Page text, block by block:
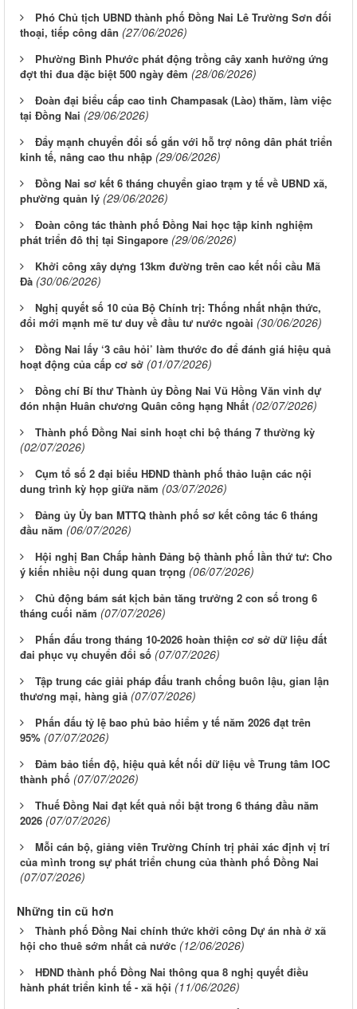
Phó Chủ tịch UBND thành phố Đồng Nai Lê Trường Sơn đối
thoại, tiếp công dân (27/06/2026)
Phường Bình Phước phát động trồng cây xanh hưởng ứng
đợt thi đua đặc biệt 500 ngày đêm (28/06/2026)
Đoàn đại biểu cấp cao tỉnh Champasak (Lào) thăm, làm việc
tại Đồng Nai (29/06/2026)
Đẩy mạnh chuyển đổi số gắn với hỗ trợ nông dân phát triển
kinh tế, nâng cao thu nhập (29/06/2026)
Đồng Nai sơ kết 6 tháng chuyển giao trạm y tế về UBND xã,
phường quản lý (29/06/2026)
Đoàn công tác thành phố Đồng Nai học tập kinh nghiệm
phát triển đô thị tại Singapore (29/06/2026)
Khởi công xây dựng 13km đường trên cao kết nối cầu Mã
Đà (30/06/2026)
Nghị quyết số 10 của Bộ Chính trị: Thống nhất nhận thức,
đổi mới mạnh mẽ tư duy về đầu tư nước ngoài (30/06/2026)
Đồng Nai lấy ‘3 câu hỏi’ làm thước đo để đánh giá hiệu quả
hoạt động của cấp cơ sở (01/07/2026)
Đồng chí Bí thư Thành ủy Đồng Nai Vũ Hồng Văn vinh dự
đón nhận Huân chương Quân công hạng Nhất (02/07/2026)
Thành phố Đồng Nai sinh hoạt chi bộ tháng 7 thường kỳ
(02/07/2026)
Cụm tổ số 2 đại biểu HĐND thành phố thảo luận các nội
dung trình kỳ họp giữa năm (03/07/2026)
Đảng ủy Ủy ban MTTQ thành phố sơ kết công tác 6 tháng
đầu năm (06/07/2026)
Hội nghị Ban Chấp hành Đảng bộ thành phố lần thứ tư: Cho
ý kiến nhiều nội dung quan trọng (06/07/2026)
Chủ động bám sát kịch bản tăng trưởng 2 con số trong 6
tháng cuối năm (07/07/2026)
Phấn đấu trong tháng 10-2026 hoàn thiện cơ sở dữ liệu đất
đai phục vụ chuyển đổi số (07/07/2026)
Tập trung các giải pháp đấu tranh chống buôn lậu, gian lận
thương mại, hàng giả (07/07/2026)
Phấn đấu tỷ lệ bao phủ bảo hiểm y tế năm 2026 đạt trên
95% (07/07/2026)
Đảm bảo tiến độ, hiệu quả kết nối dữ liệu về Trung tâm IOC
thành phố (07/07/2026)
Thuế Đồng Nai đạt kết quả nổi bật trong 6 tháng đầu năm
2026 (07/07/2026)
Mỗi cán bộ, giảng viên Trường Chính trị phải xác định vị trí
của mình trong sự phát triển chung của thành phố Đồng Nai
(07/07/2026)
Những tin cũ hơn
Thành phố Đồng Nai chính thức khởi công Dự án nhà ở xã
hội cho thuê sớm nhất cả nước (12/06/2026)
HĐND thành phố Đồng Nai thông qua 8 nghị quyết điều
hành phát triển kinh tế - xã hội (11/06/2026)